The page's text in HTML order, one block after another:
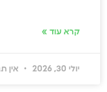
קרא עוד »
יולי 30, 2026 אין